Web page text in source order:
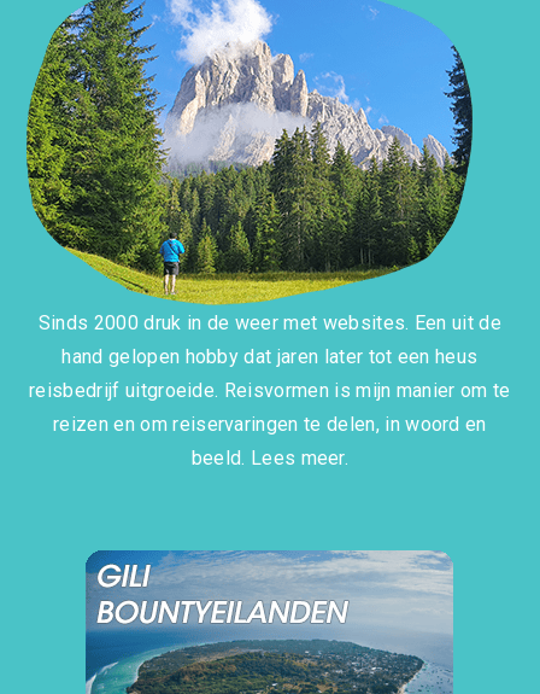
Sinds 2000 druk in de weer met websites. Een uit de
hand gelopen hobby dat jaren later tot een heus
reisbedrijf uitgroeide. Reisvormen is mijn manier om te
reizen en om reiservaringen te delen, in woord en
beeld. Lees meer.